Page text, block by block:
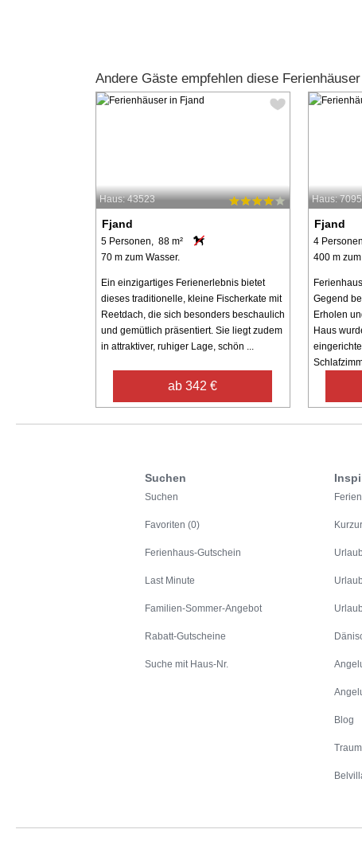
Andere Gäste empfehlen diese
Haus: 43523
Fjand
5 Personen, 88 m²
70 m zum Wasser.
Ein einzigartiges Ferienerlebnis bietet
dieses traditionelle, kleine Fischerkate mit
Reetdach, die sich besonders beschaulich
und gemütlich präsentiert. Sie liegt zudem
in attraktiver, ruhiger Lage, schön ...
ab 342 €
Haus:
Fjand
4
400 m
Gegend
Erholen
Haus
Suchen
Suchen
Favoriten (0)
Ferienhaus-Gutschein
Last Minute
Familien-Sommer-Angebot
Rabatt-Gutscheine
Suche mit Haus-Nr.
Blog